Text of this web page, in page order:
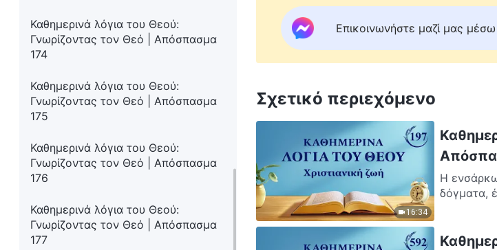
Καθημερινά λόγια του Θεού:
Γνωρίζοντας τον Θεό | Απόσπασμα
174
Καθημερινά λόγια του Θεού:
Γνωρίζοντας τον Θεό | Απόσπασμα
175
Καθημερινά λόγια του Θεού:
Γνωρίζοντας τον Θεό | Απόσπασμα
176
Καθημερινά λόγια του Θεού:
Γνωρίζοντας τον Θεό | Απόσπασμα
177
Επικοινωνήστε μαζί μας
Σχετικό περιεχόμενο
16:34
Η
δόγματα,